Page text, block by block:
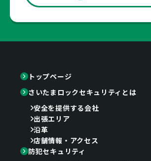
トップページ
さいたまロックセキュリティとは
安全を提供する会社
出張エリア
沿革
店舗情報・アクセス
防犯セキュリティ